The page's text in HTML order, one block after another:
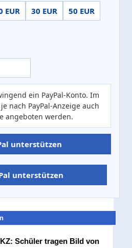
EUR 30 EUR
50 EUR
ein PayPal-Konto. Im
nach PayPal-Anzeige auch
angeboten werden.
unterstützen
unterstützen
Schüler tragen Bild von